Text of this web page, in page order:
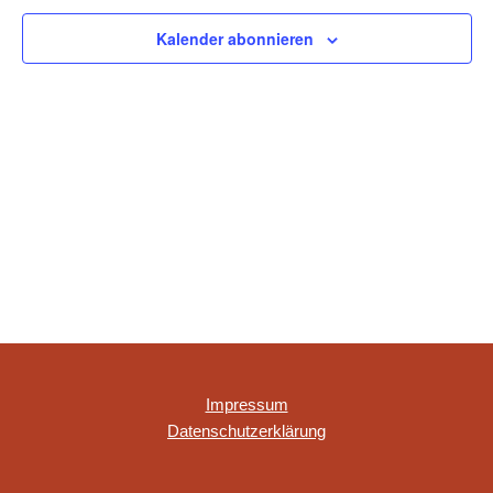
Kalender abonnieren
Impressum
Datenschutzerklärung